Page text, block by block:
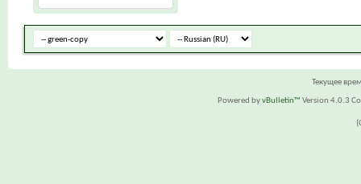
Текущее
Powered byvBulletin™ Version 4.0.3